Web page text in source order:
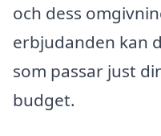
och dess
erbjudanden kan
som passar just
budget.